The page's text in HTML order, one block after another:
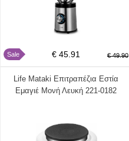
€ 45.91 € 49.90
Sale
Life Mataki Επιτραπέζια Εστία
Εμαγιέ Μονή Λευκή 221-0182